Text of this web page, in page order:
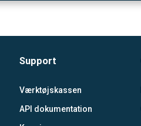
Support
Værktøjskassen
API dokumentation